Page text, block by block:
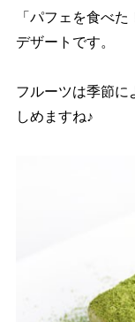
「パフェを食べ
デザートです。
フルーツは季節に
しめますね♪